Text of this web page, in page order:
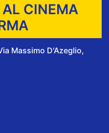
CINEMA
Massimo D'Azeglio,